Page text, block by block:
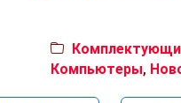
Компьютеры,